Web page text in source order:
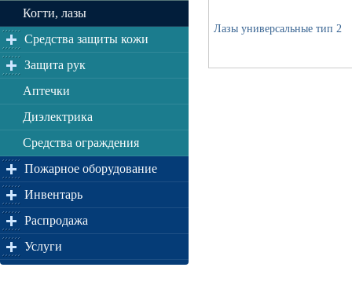
Когти, лазы
Средства защиты кожи
Защита рук
Аптечки
Диэлектрика
Средства ограждения
Пожарное оборудование
Инвентарь
Распродажа
Услуги
Лазы универсальные тип 2